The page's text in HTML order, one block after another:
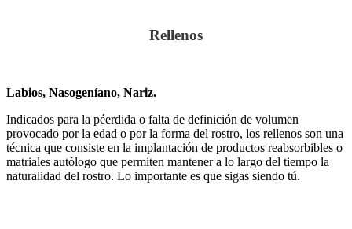
Rellenos
Labios, Nasogeníano, Nariz.
Indicados para la péerdida o falta de definición de volumen
provocado por la edad o por la forma del rostro, los rellenos son una
técnica que consiste en la implantación de productos reabsorbibles o
matriales autólogo que permiten mantener a lo largo del tiempo la
naturalidad del rostro. Lo importante es que sigas siendo tú.